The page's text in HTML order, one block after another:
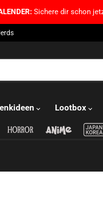
Sichere dir schon
Lootbox